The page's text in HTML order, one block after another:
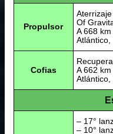
Propulsor
Of
A 668
Atlántico,
Cofias
A 662
Atlántico,
– 17°
– 10°